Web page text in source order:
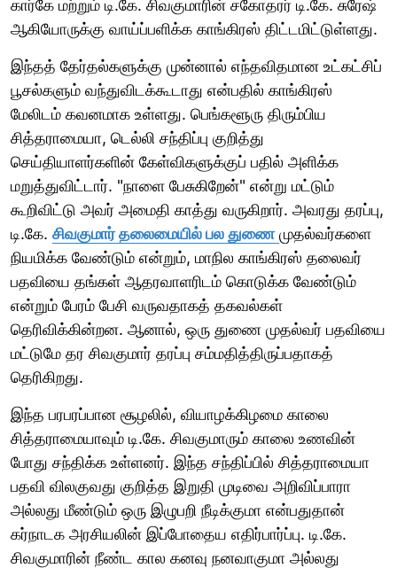
கார்கே மற்றும் டி.கே. சிவகுமாரின் சகோதரர் டி.கே. சுரேஷ்
ஆகியோருக்கு வாய்ப்பளிக்க காங்கிரஸ் திட்டமிட்டுள்ளது.
இந்தத் தேர்தல்களுக்கு முன்னால் எந்தவிதமான உட்கட்சிப்
பூசல்களும் வந்துவிடக்கூடாது என்பதில் காங்கிரஸ்
மேலிடம் கவனமாக உள்ளது. பெங்களூரு திரும்பிய
சித்தராமையா, டெல்லி சந்திப்பு குறித்து
செய்தியாளர்களின் கேள்விகளுக்குப் பதில் அளிக்க
மறுத்துவிட்டார். "நாளை பேசுகிறேன்" என்று மட்டும்
கூறிவிட்டு அவர் அமைதி காத்து வருகிறார். அவரது தரப்பு,
டி.கே. சிவகுமார் தலைமையில் பல துணை முதல்வர்களை
நியமிக்க வேண்டும் என்றும், மாநில காங்கிரஸ் தலைவர்
பதவியை தங்கள் ஆதரவாளரிடம் கொடுக்க வேண்டும்
என்றும் பேரம் பேசி வருவதாகத் தகவல்கள்
தெரிவிக்கின்றன. ஆனால், ஒரு துணை முதல்வர் பதவியை
மட்டுமே தர சிவகுமார் தரப்பு சம்மதித்திருப்பதாகத்
தெரிகிறது.
இந்த பரபரப்பான சூழலில், வியாழக்கிழமை காலை
சித்தராமையாவும் டி.கே. சிவகுமாரும் காலை உணவின்
போது சந்திக்க உள்ளனர். இந்த சந்திப்பில் சித்தராமையா
பதவி விலகுவது குறித்த இறுதி முடிவை அறிவிப்பாரா
அல்லது மீண்டும் ஒரு இழுபறி நீடிக்குமா என்பதுதான்
கர்நாடக அரசியலின் இப்போதைய எதிர்பார்ப்பு. டி.கே.
சிவகுமாரின் நீண்ட கால கனவு நனவாகுமா அல்லது